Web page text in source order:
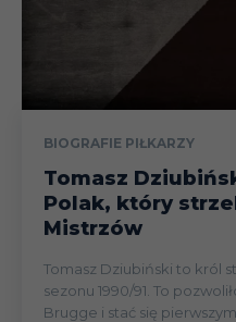
BIOGRAFIE PIŁKARZY
Tomasz
Polak, który
Mistrzów
Tomasz Dziubiński to król
sezonu 1990/91. To
Brugge i stać się